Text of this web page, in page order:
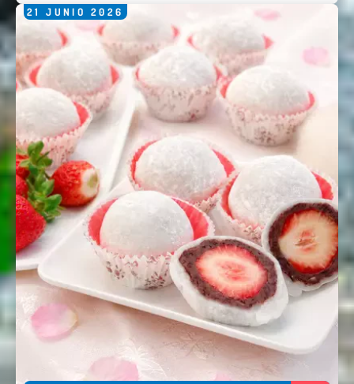
21 JUNIO 2026